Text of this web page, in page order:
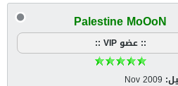
Palestine MoOoN
:: عضو VIP ::
Nov 2009